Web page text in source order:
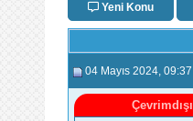
Yeni Konu
04 Mayıs 2024 , 09:37
Çevrimdışı